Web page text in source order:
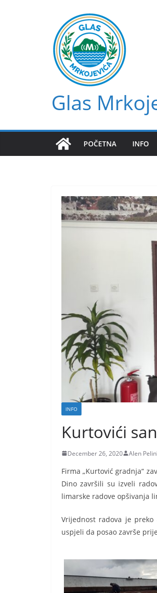
Glas
POČETNA INFO
INFO
Kurtovići
December 26, 2020 Alen
Firma „Kurtović gradnja“
Dino završili su izveli
limarske radove opšivanja
Vrijednost radova je
uspjeli da posao završe